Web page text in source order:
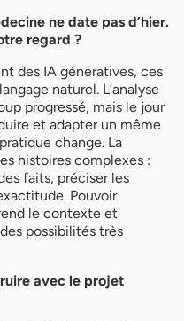
ne date pas d’hier.
regard ?
des IA génératives, ces
naturel. L’analyse
progressé, mais le jour
et adapter un même
change. La
histoires complexes :
faits, préciser les
Pouvoir
le contexte et
possibilités très
avec le projet